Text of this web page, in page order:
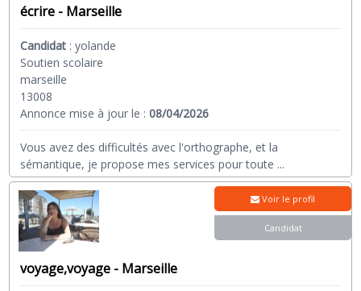
écrire - Marseille
Candidat :yolande
Soutien scolaire
marseille
13008
Annonce mise à jour le :08/04/2026
Vous avez des difficultés avec l'orthographe, et la
sémantique, je propose mes services pour toute ...
voyage,voyage - Marseille
Voir le profil
Candidat